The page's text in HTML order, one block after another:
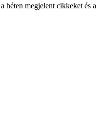
héten megjelent cikkeket és a